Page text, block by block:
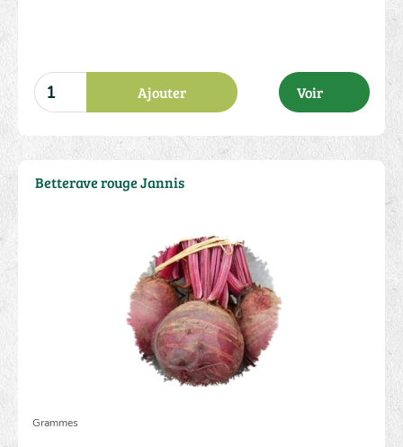
Ajouter Voir
Grammes
Betterave rouge Jannis